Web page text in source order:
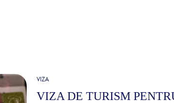
VIZA
VIZA DE TURISM